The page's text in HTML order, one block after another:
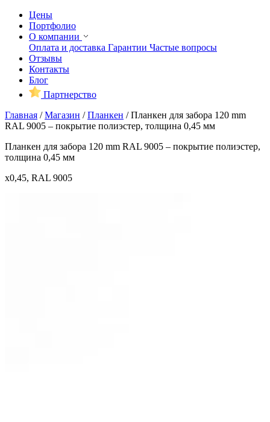
Цены
Портфолио
О компании
Оплата и доставка Гарантии Частые вопросы
Отзывы
Контакты
Блог
Партнерство
Главная /Магазин /Планкен /Планкен для забора 120 mm
RAL 9005 – покрытие полиэстер, толщина 0,45 мм
Планкен для забора 120 mm RAL 9005 – покрытие полиэстер,
толщина 0,45 мм
x0,45, RAL 9005